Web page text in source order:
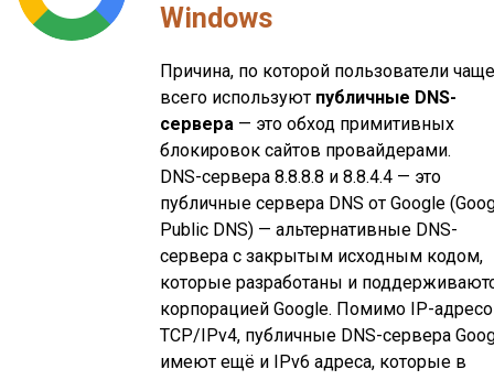
Windows
Причина, по которой пользователи чаще
всего используют публичные DNS-
сервера — это обход примитивных
блокировок сайтов провайдерами.
DNS-сервера 8.8.8.8 и 8.8.4.4 — это
публичные сервера DNS от Google
Public DNS) — альтернативные DNS-
сервера с закрытым исходным кодом,
которые разработаны и
корпорацией Google. Помимо IP-
TCP/IPv4, публичные DNS-сервера
имеют ещё и IPv6 адреса, которые в